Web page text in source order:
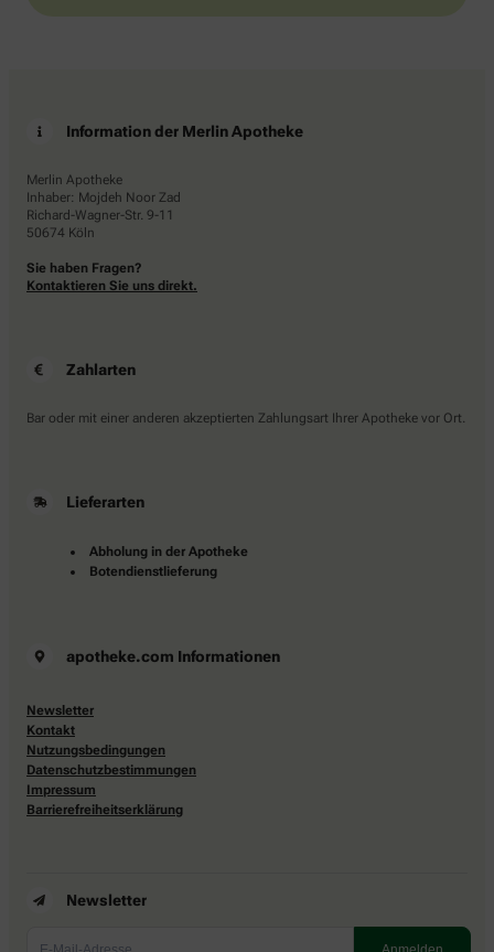
Information der Merlin Apotheke
Merlin Apotheke
Inhaber: Mojdeh Noor Zad
Richard-Wagner-Str. 9-11
50674 Köln
Sie haben Fragen?
Kontaktieren Sie uns direkt.
Zahlarten
Bar oder mit einer anderen akzeptierten Zahlungsart Ihrer Apotheke vor Ort.
Lieferarten
Abholung in der Apotheke
Botendienstlieferung
apotheke.com Informationen
Newsletter
Kontakt
Nutzungsbedingungen
Datenschutzbestimmungen
Impressum
Barrierefreiheitserklärung
Newsletter